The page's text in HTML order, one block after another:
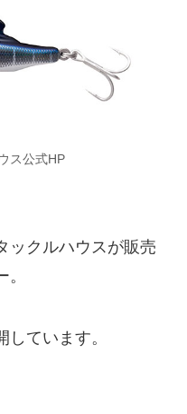
ス公式HP
ックルハウスが販売
しています。